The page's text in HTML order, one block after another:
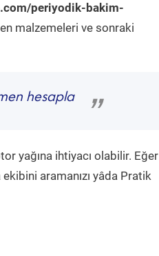
periyodik-bakim-
malzemeleri ve sonraki
hesapla
”
yağına ihtiyacı olabilir. Eğer
aramanızı yâda Pratik